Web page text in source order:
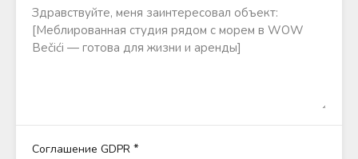
Соглашение GDPR *